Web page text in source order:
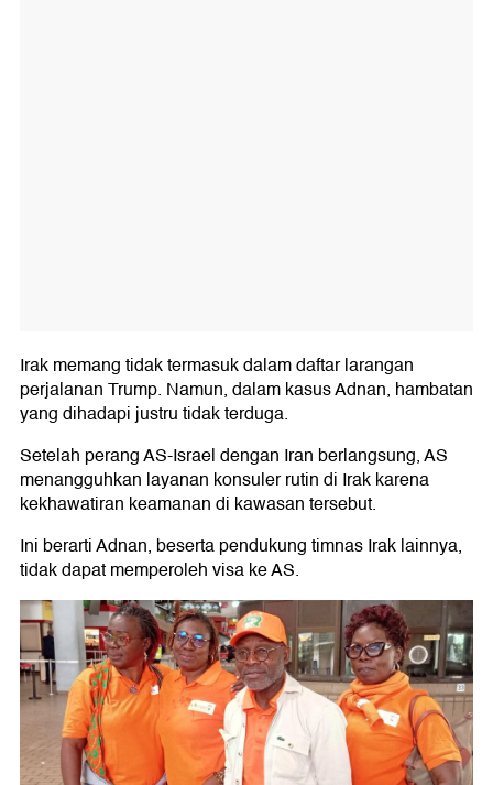
Irak memang tidak termasuk dalam daftar larangan
perjalanan Trump. Namun, dalam kasus Adnan, hambatan
yang dihadapi justru tidak terduga.
Setelah perang AS-Israel dengan Iran berlangsung, AS
menangguhkan layanan konsuler rutin di Irak karena
kekhawatiran keamanan di kawasan tersebut.
Ini berarti Adnan, beserta pendukung timnas Irak lainnya,
tidak dapat memperoleh visa ke AS.